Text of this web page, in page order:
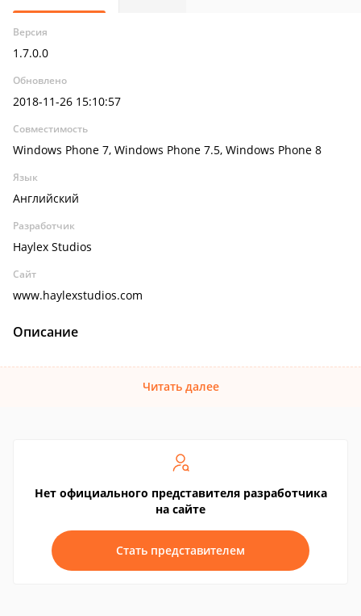
Версия
1.7.0.0
Обновлено
2018-11-26 15:10:57
Совместимость
Windows Phone 7, Windows Phone 7.5, Windows Phone 8
Язык
Английский
Разработчик
Haylex Studios
Сайт
www.haylexstudios.com
Описание
Читать далее
Нет официального представителя разработчика
на сайте
Стать представителем